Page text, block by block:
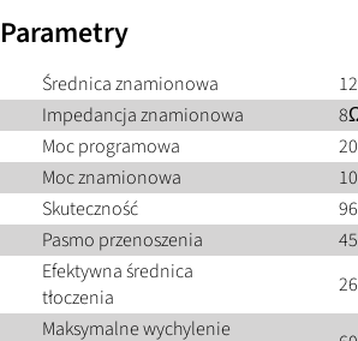
Parametry
Średnica znamionowa
Impedancja znamionowa
Moc programowa
Moc znamionowa
Skuteczność
Pasmo przenoszenia
Efektywna średnica
tłoczenia
Maksymalne wychylenie